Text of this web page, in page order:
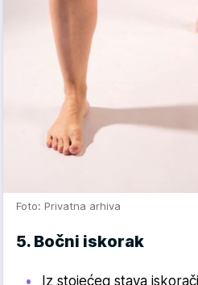
Foto: Privatna arhiva
5. Bočni iskorak
Iz stojećeg stava